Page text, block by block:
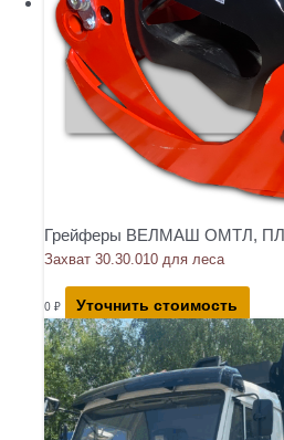
Грейферы ВЕЛМАШ ОМТЛ, ПЛ
Захват 30.30.010 для леса
0 ₽ Уточнить стоимость